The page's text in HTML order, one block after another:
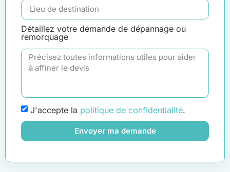
Détaillez votre demande de dépannage ou
remorquage
J'accepte la politique de confidentialité.
Envoyer ma demande